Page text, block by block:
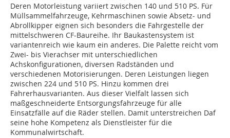
Deren Motorleistung variiert zwischen 140 und 510 PS. Für
Müllsammelfahrzeuge, Kehrmaschinen sowie Absetz- und
Abrollkipper eignen sich besonders die Fahrgestelle der
mittelschweren CF-Baureihe. Ihr Baukastensystem ist
variantenreich wie kaum ein anderes. Die Palette reicht vom
Zwei- bis Vierachser mit unterschiedlichen
Achskonfigurationen, diversen Radständen und
verschiedenen Motorisierungen. Deren Leistungen liegen
zwischen 224 und 510 PS. Hinzu kommen drei
Fahrerhausvarianten. Aus dieser Vielfalt lassen sich
maßgeschneiderte Entsorgungsfahrzeuge für alle
Einsatzfälle auf die Räder stellen. Damit unterstreichen Daf
seine hohe Kompetenz als Dienstleister für die
Kommunalwirtschaft.